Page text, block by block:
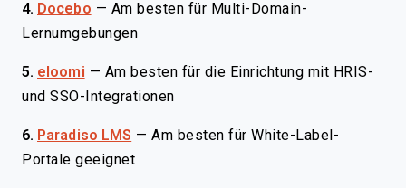
4. Docebo — Am besten für Multi-Domain-
Lernumgebungen
5. eloomi — Am besten für die Einrichtung mit HRIS-
und SSO-Integrationen
6. Paradiso LMS —Am besten für White-Label-
Portale geeignet